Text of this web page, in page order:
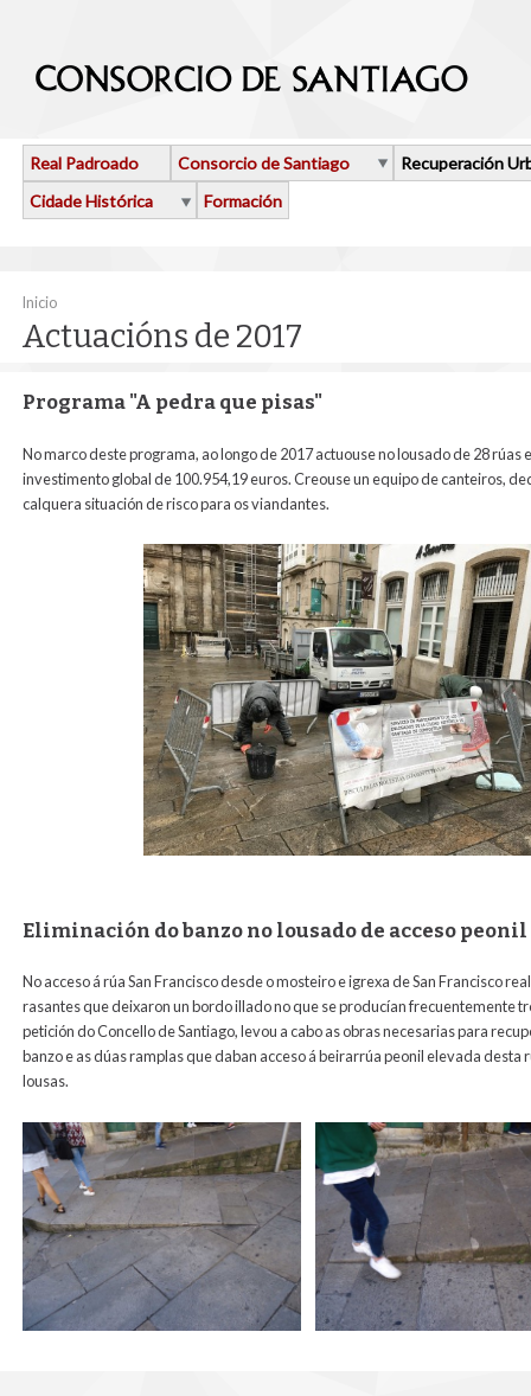
Real Padroado Consorcio de Santiago
Recuperación
Cidade Histórica
Formación
Vostede está aquí
Inicio
Actuacións de 2017
Programa "A pedra que pisas"
No marco deste programa, ao longo de 2017 actuouse no lousado de 28
investimento global de 100.954,19 euros. Creouse un equipo de canteiros,
calquera situación de risco para os viandantes.
Eliminación do banzo no lousado de acceso
No acceso á rúa San Francisco desde o mosteiro e igrexa de San Francisco
rasantes que deixaron un bordo illado no que se producían frecuentemente
petición do Concello de Santiago, levou a cabo as obras necesarias para
banzo e as dúas ramplas que daban acceso á beirarrúa peonil elevada
lousas.